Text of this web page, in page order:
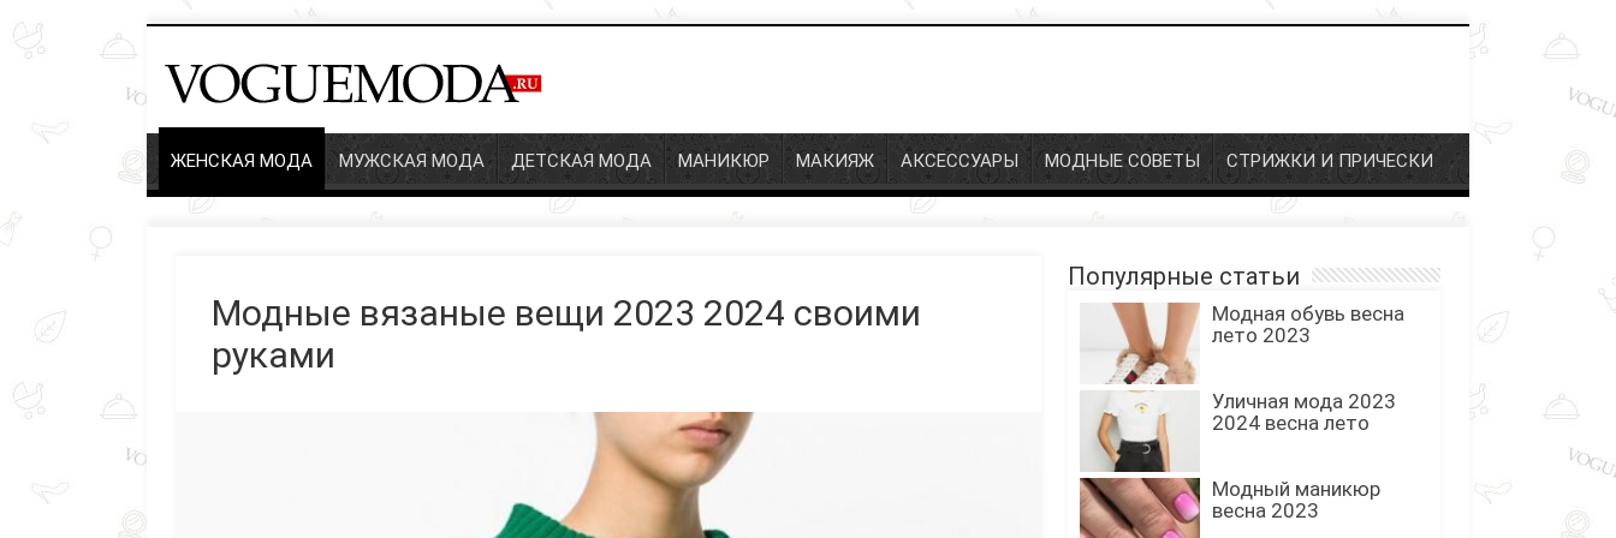
ЖЕНСКАЯ МОДА МУЖСКАЯ МОДА ДЕТСКАЯ МОДА МАНИКЮР МАКИЯЖ АКСЕССУАРЫ МОДНЫЕ СОВЕТЫ СТРИЖКИ И ПРИЧЕСКИ
Модные вязаные вещи 2023 2024 своими
руками
Популярные статьи
Модная обувь весна
лето 2023
Уличная мода 2023
2024 весна лето
Модный маникюр
весна 2023